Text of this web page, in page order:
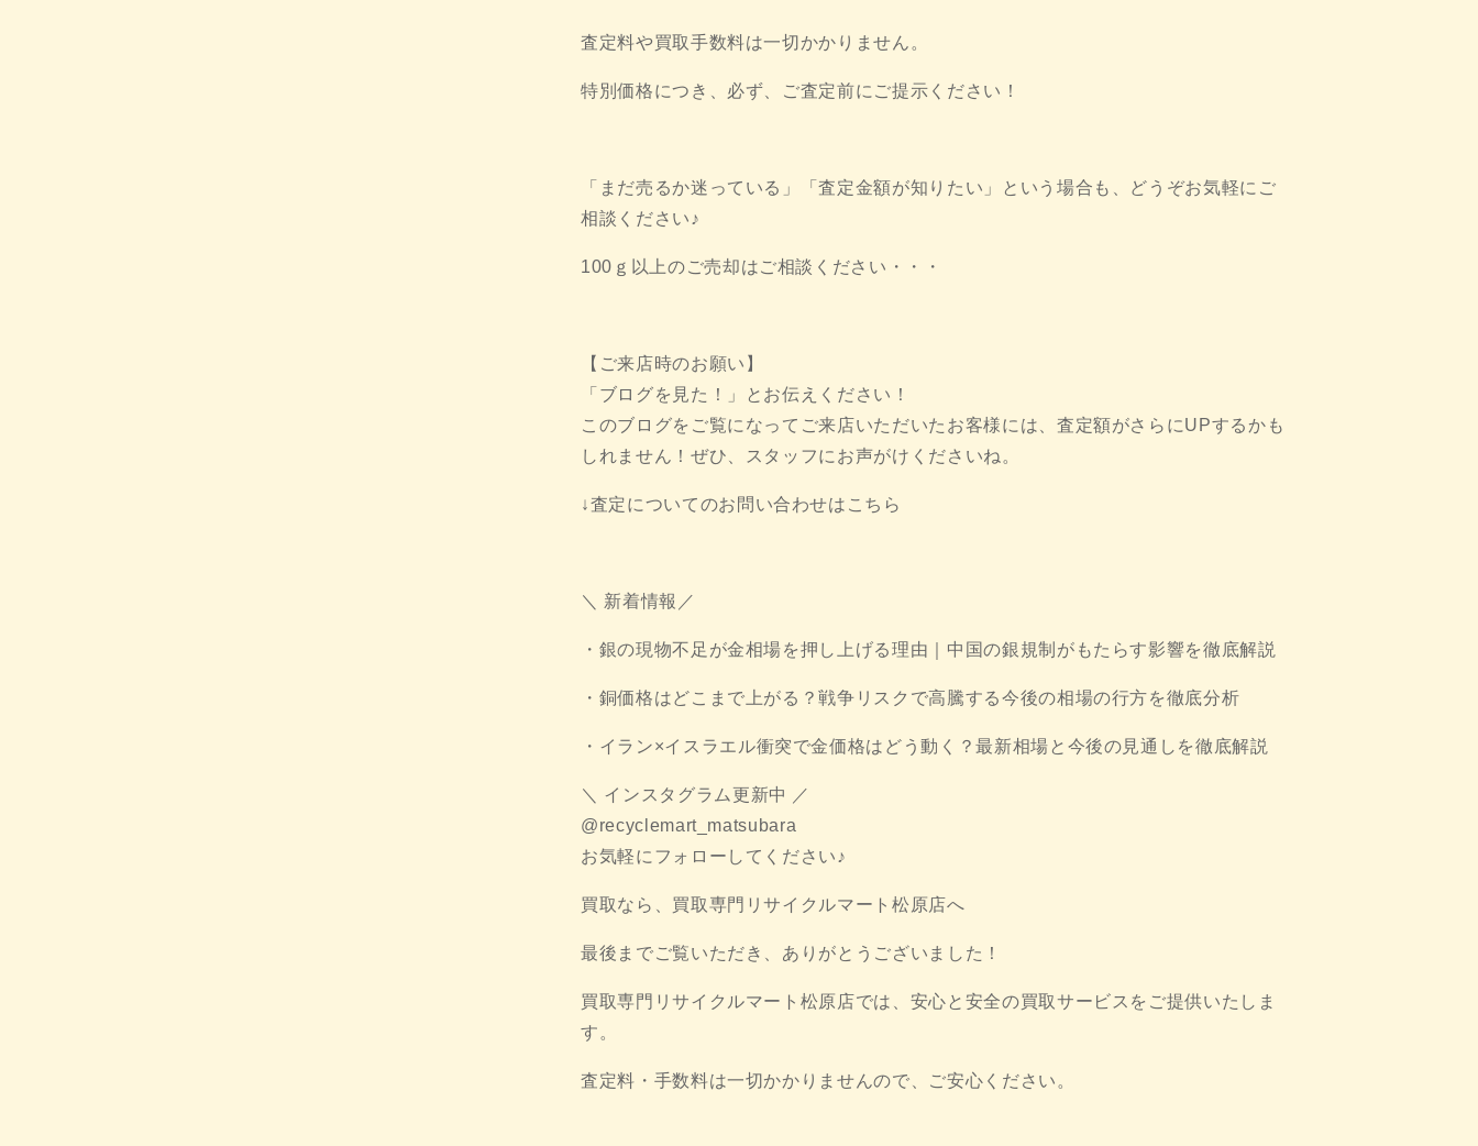
査定料や買取手数料は一切かかりません。
特別価格につき、必ず、ご査定前にご提示ください！
「まだ売るか迷っている」「査定金額が知りたい」という場合も、どうぞお気軽にご
相談ください♪
100ｇ以上のご売却はご相談ください・・・
【ご来店時のお願い】
「ブログを見た！」とお伝えください！
このブログをご覧になってご来店いただいたお客様には、査定額がさらにUPするかも
しれません！ぜひ、スタッフにお声がけくださいね。
↓査定についてのお問い合わせはこちら
＼ 新着情報／
・銀の現物不足が金相場を押し上げる理由｜中国の銀規制がもたらす影響を徹底解説
・銅価格はどこまで上がる？戦争リスクで高騰する今後の相場の行方を徹底分析
・イラン×イスラエル衝突で金価格はどう動く？最新相場と今後の見通しを徹底解説
＼ インスタグラム更新中 ／
@recyclemart_matsubara
お気軽にフォローしてください♪
買取なら、買取専門リサイクルマート松原店へ
最後までご覧いただき、ありがとうございました！
買取専門リサイクルマート松原店では、安心と安全の買取サービスをご提供いたしま
す。
査定料・手数料は一切かかりませんので、ご安心ください。